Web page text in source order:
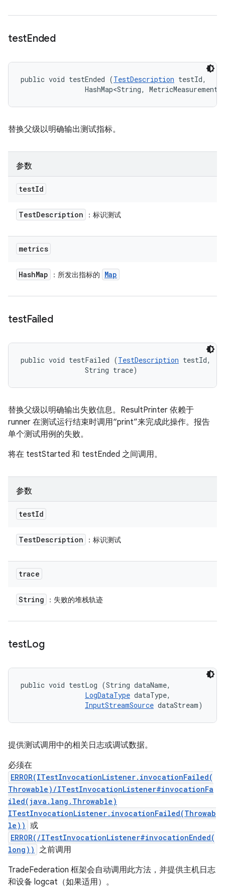
testEnded
public void testEnded (TestDescription testId,
HashMap<String,
替换父级以明确输出测试指标。
参数
testId
TestDescription ：标识测试
metrics
HashMap ：所发出指标的 Map
testFailed
public void testFailed (TestDescription testId,
                String trace)
替换父级以明确输出失败信息。ResultPrinter 依赖于
runner 在测试运行结束时调用“print”来完成此操作。报告
单个测试用例的失败。
将在 testStarted 和 testEnded 之间调用。
参数
testId
TestDescription ：标识测试
trace
String ：失败的堆栈轨迹
testLog
public void testLog (String dataName,
LogDataType dataType,
InputStreamSource dataStream)
提供测试调用中的相关日志或调试数据。
必须在
ERROR(ITestInvocationListener.invocationFailed(
Throwable)/ITestInvocationListener#invocationFa
iled(java.lang.Throwable)
ITestInvocationListener.invocationFailed(Throwab
le)) 或
ERROR(/ITestInvocationListener#invocationEnded(
long)) 之前调用
TradeFederation 框架会自动调用此方法，并提供主机日志
和设备 logcat（如果适用）。